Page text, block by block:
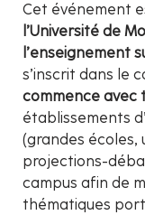
Cet événement
l’Université de
l’enseignement
s’inscrit dans le
commence avec
établissements
(grandes écoles,
projections-
campus afin de
thématiques